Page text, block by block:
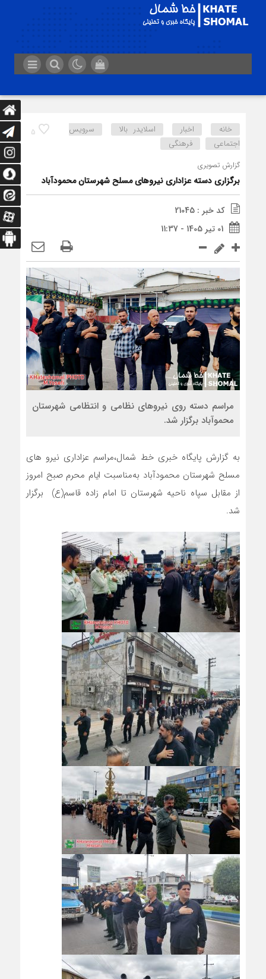
5 خانه اخبار اسلایدر بالا
سرویس
اجتماعی
فرهنگی
گزارش تصویری
برگزاری دسته عزاداری نیرو‌های مسلح شهرستان محمودآباد
کد خبر : 21045
01 تیر 1405 - 11:37
مراسم دسته روی نیروهای نظامی و انتظامی شهرستان
محموآباد برگزار شد.
به گزارش پایگاه خبری خط شمال،مراسم عزاداری نیرو های
مسلح شهرستان محمودآباد به‌مناسبت ایام محرم صبح امروز
از مقابل سپاه ناحیه شهرستان تا امام زاده قاسم(ع) برگزار
شد.